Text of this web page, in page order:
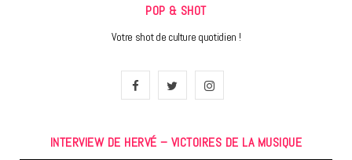
POP & SHOT
Votre shot de culture quotidien !
F
c
i
I
s
INTERVIEW DE HERVÉ – VICTOIRES DE LA MUSIQUE